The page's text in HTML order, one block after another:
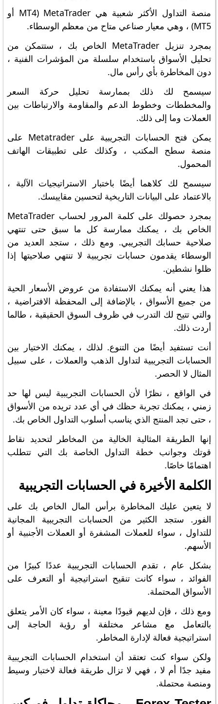
منصة التداول الأكثر شعبية هي MetaTrader (MT4 أو
MT5) ، وهي معيار صناعي متاح من معظم الوسطاء.
بمجرد تنزيل MetaTrader الخاص بك ، ستتمكن من
تحليل الأسواق باستخدام سلسلة من المؤشرات الفنية ،
دون المخاطرة بأي رأس مال.
سيسمح لك ذلك بممارسة تحليل حركة السعر
والمخططات وخطوط الدعم والمقاومة والارتباطات بين
العملات وما إلى ذلك.
يمكن فتح الحسابات التجريبية على Metatrader على
منصة سطح المكتب ، وكذلك على تطبيقات الهاتف
المحمول.
سيسمح لك كلاهما أيضًا باختبار الاستراتيجيات الآلية ،
بالاعتماد على البيانات التاريخية لتحسين مقاييسك.
بمجرد حصولك على كلمة المرور لحساب MetaTrader
الخاص بك ، يمكنك ممارسة كل ما سبق حتى تنتهي
صلاحية حسابك التجريبي. ومع ذلك ، ستجد العديد من
الوسطاء يقدمون حسابات تجريبية لا تنتهي صلاحيتها إذا
ظلوا نشطين.
هذا يعني أنه يمكنك الاستفادة من عروض الأسعار الحية
من جميع الأسواق ، بالإضافة إلى المحفظة الافتراضية ،
والتي تتيح لك التدرب في ظروف السوق الحقيقية ، طالما
أردت ذلك.
أنت تستفيد أيضًا من التنوع. لذلك ، يمكنك الاختيار بين
الحسابات التجريبية لتداول الذهب والعملات ، على سبيل
المثال لا الحصر.
في الواقع ، نظرًا لأن الحسابات التجريبية ليس لها حد
زمني ، يمكنك تجربة حظك في أي عدد تريده من الأسواق
، حتى تجد المنتج الذي يناسب أسلوب التداول الخاص بك.
إنها الطريقة المثالية الخالية من المخاطر لتحديد نقاط
قوتك وجوانب خطة التداول الخاصة بك التي تتطلب
اهتمامًا خاصًا.
الكلمة الأخيرة في الحسابات التجريبية
لا يتعين عليك المخاطرة برأس المال الخاص بك على
الفور. ستجد الكثير من الحسابات التجريبية المجانية
للتداول ، سواء للعملات المشفرة أو العملات الأجنبية أو
الأسهم.
بشكل عام ، تقدم الحسابات التجريبية عددًا كبيرًا من
الفوائد ، سواء كانت تنقيح استراتيجية أو التعرف على
الأسواق المحتملة.
ومع ذلك ، فإن لديهم قيودًا معينة ، سواء كان الأمر يتعلق
بالتعامل مع مشاعر مختلفة أو رؤية الحاجة إلى
استراتيجية فعالة لإدارة المخاطر.
ولكن سواء كنت تعتقد أن استخدام الحسابات التجريبية
مفيد جدًا أم لا ، فهي لا تزال طريقة فعالة لاختبار وسيط
ومنصة محتملة.